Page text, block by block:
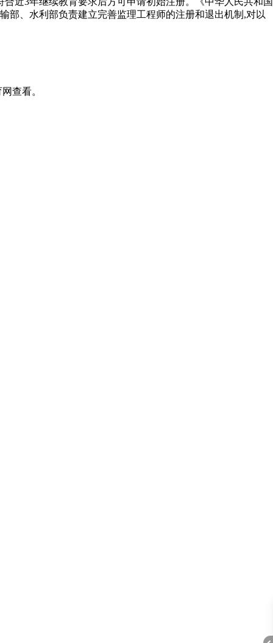
部、水利部负责建立完善监理工程师的注册和退出机制,对以
查看。